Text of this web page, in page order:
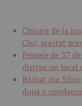
Chirurg de la
Cluj, arestat
Femeie de 37
distrus un local
Bărbat din
după o